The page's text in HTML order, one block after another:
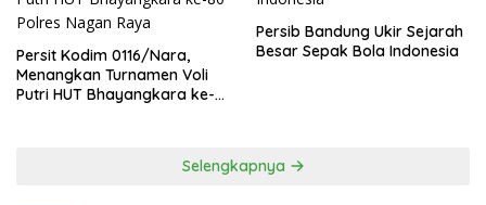
Persit Kodim 0116/Nara,
Menangkan Turnamen Voli
Putri HUT Bhayangkara ke-
Persib Bandung Ukir Sejarah
Besar Sepak Bola Indonesia
Selengkapnya